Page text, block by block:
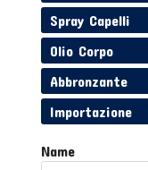
Spray Capelli
Olio Corpo
Abbronzante
Importazione
Name